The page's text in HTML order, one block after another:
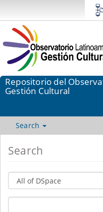
Repositorio del
Gestión Cultural
Search
Search